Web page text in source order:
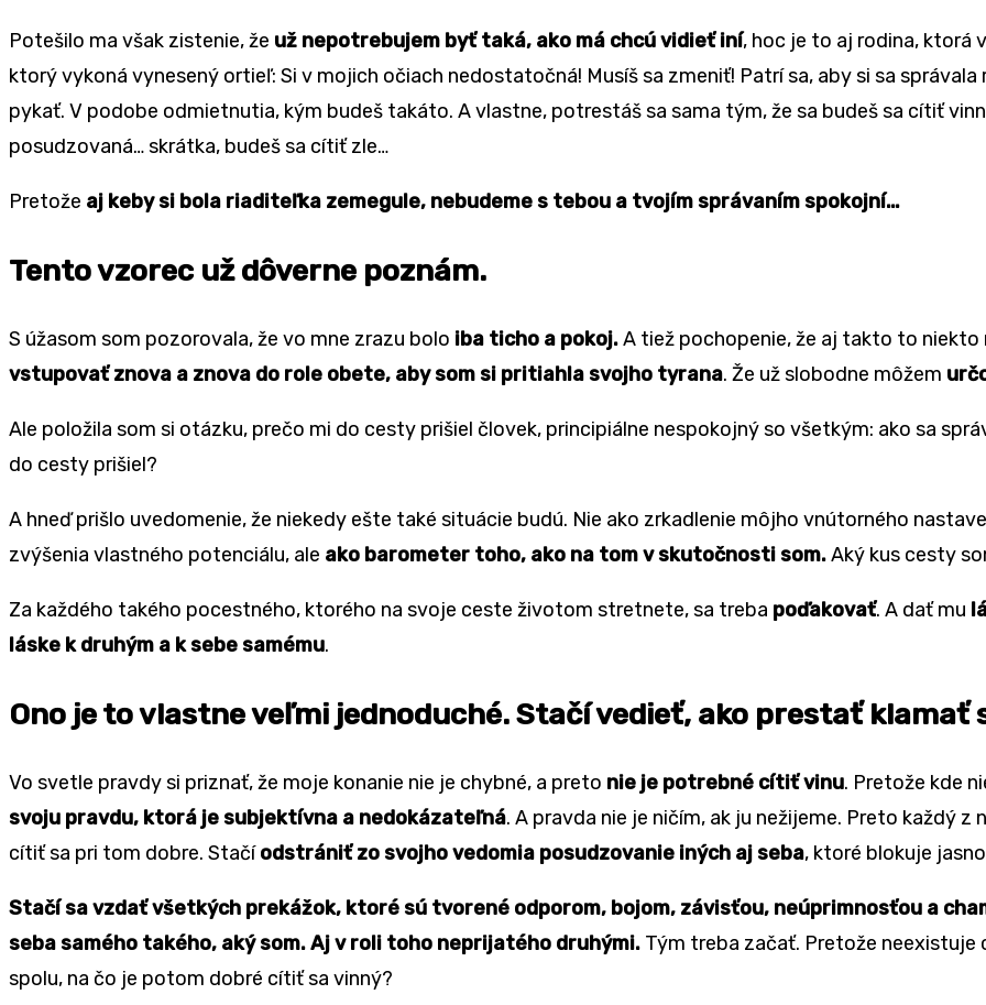
Potešilo ma však zistenie, že už nepotrebujem byť taká, ako má chcú vidieť iní, hoc je to aj rodina, ktorá
ktorý vykoná vynesený ortieľ: Si v mojich očiach nedostatočná! Musíš sa zmeniť! Patrí sa, aby si sa
pykať. V podobe odmietnutia, kým budeš takáto. A vlastne, potrestáš sa sama tým, že sa budeš sa cítiť
posudzovaná… skrátka, budeš sa cítiť zle…
Pretože aj keby si bola riaditeľka zemegule, nebudeme s tebou a tvojím správaním spokojní…
Tento vzorec už dôverne poznám.
S úžasom som pozorovala, že vo mne zrazu bolo iba ticho a pokoj.A tiež pochopenie, že aj takto to niekto
vstupovať znova a znova do role obete, aby som si pritiahla svojho tyrana. Že už slobodne môžem
Ale položila som si otázku, prečo mi do cesty prišiel človek, principiálne nespokojný so všetkým: ako sa
do cesty prišiel?
A hneď prišlo uvedomenie, že niekedy ešte také situácie budú. Nie ako zrkadlenie môjho vnútorného
zvýšenia vlastného potenciálu, ale ako barometer toho, ako na tom v skutočnosti som.Aký kus cesty
Za každého takého pocestného, ktorého na svoje ceste životom stretnete, sa treba poďakovať. A dať mu
láske k druhým a k sebe samému.
Ono je to vlastne veľmi jednoduché. Stačí vedieť, ako prestať klamať
Vo svetle pravdy si priznať, že moje konanie nie je chybné, a preto nie je potrebné cítiť vinu. Pretože kde
svoju pravdu, ktorá je subjektívna a nedokázateľná. A pravda nie je ničím, ak ju nežijeme. Preto každý
cítiť sa pri tom dobre. Stačíodstrániť zo svojho vedomia posudzovanie iných aj seba, ktoré blokuje
Stačí sa vzdať všetkých prekážok, ktoré sú tvorené odporom, bojom, závisťou, neúprimnosťou a
seba samého takého, aký som. Aj v roli toho neprijatého druhými. Tým treba začať. Pretože neexistuje
spolu, na čo je potom dobré cítiť sa vinný?